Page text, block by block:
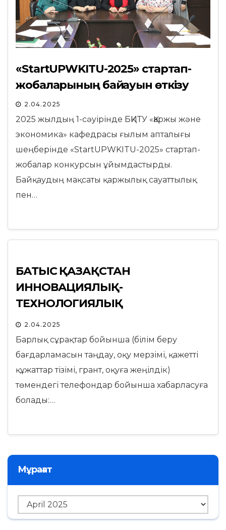
«StartUPWKITU-2025» стартап-
жобаларының байқауын өткізу
2.04.2025
2025 жылдың 1-сәуірінде БҚИТУ «Қаржы және
экономика» кафедрасы ғылым апталығы
шеңберінде «StartUPWKITU-2025» стартап-
жобалар конкурсын ұйымдастырды.
Байқаудың мақсаты қаржылық сауаттылық
пен…
БАТЫС ҚАЗАҚСТАН
ИННОВАЦИЯЛЫҚ-
ТЕХНОЛОГИЯЛЫҚ
УНИВЕРСИТЕТІНІҢ ҚАБЫЛДАУ
КОМИССИЯСЫ
2.04.2025
Барлық сұрақтар бойынша (білім беру
бағдарламасын таңдау, оқу мерзімі, қажетті
құжаттар тізімі, грант, оқуға жеңілдік)
төмендегі телефондар бойынша хабарласуға
болады:…
Мұрағат
Мұрағат